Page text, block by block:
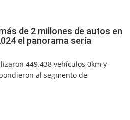
de 2 millones de autos en
el panorama sería
449.438 vehículos 0km y
al segmento de